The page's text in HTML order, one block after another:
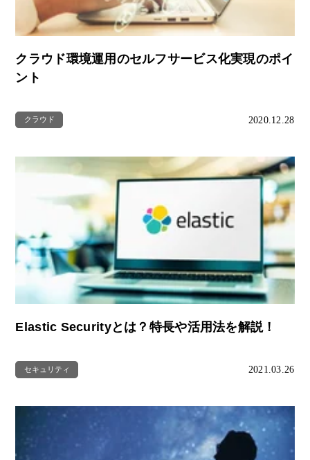
クラウド環境運用のセルフサービス化実現のポイ
ント
クラウド 2020.12.28
Elastic Securityとは？特長や活用法を解説！
セキュリティ 2021.03.26